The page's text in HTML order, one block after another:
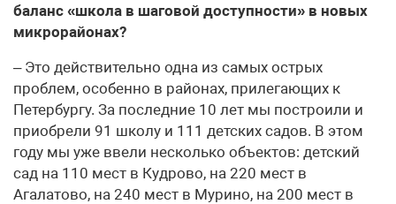
баланс «школа в шаговой доступности» в новых
микрорайонах?
– Это действительно одна из самых острых
проблем, особенно в районах, прилегающих к
Петербургу. За последние 10 лет мы построили и
приобрели 91 школу и 111 детских садов. В этом
году мы уже ввели несколько объектов: детский
сад на 110 мест в Кудрово, на 220 мест в
Агалатово, на 240 мест в Мурино, на 200 мест в